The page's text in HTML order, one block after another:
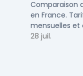
Comparaison
en France.
mensuelles et
ETI.
28 juil.